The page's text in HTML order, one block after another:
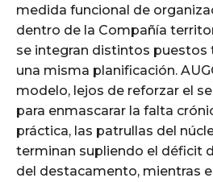
medida funcional de
dentro de la Compañía
se integran distintos puestos
una misma planificación.
modelo, lejos de reforzar el
para enmascarar la falta
práctica, las patrullas del
terminan supliendo el déficit
del destacamento, mientras